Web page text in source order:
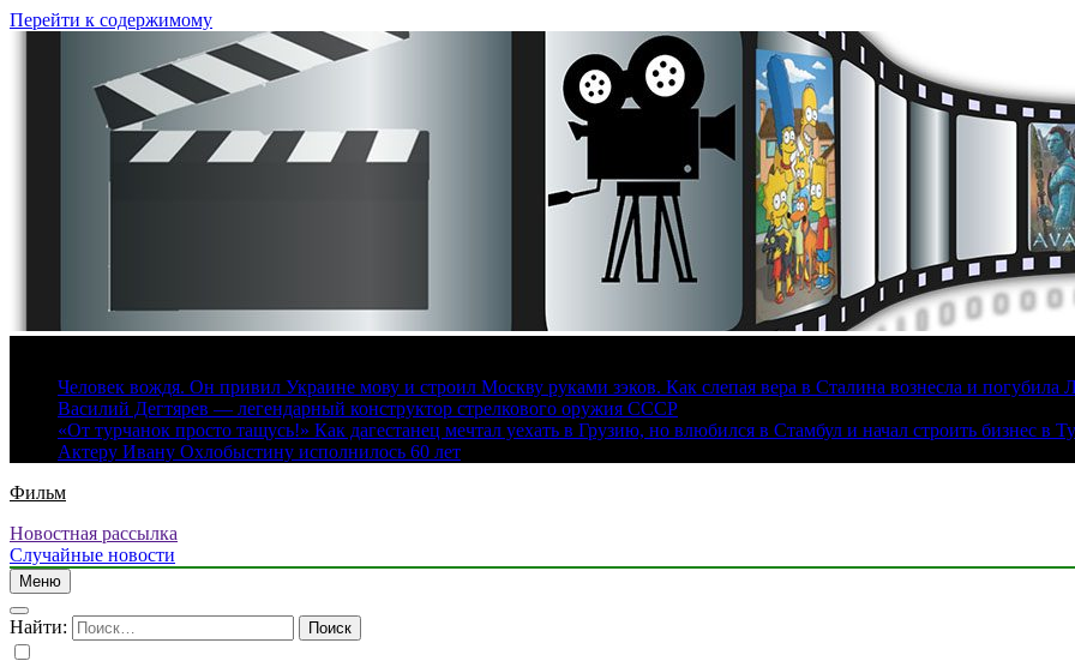
Перейти к содержимому
Человек вождя. Он привил Украине мову и строил Москву руками зэков. Как слепая вера в Сталина вознесла и погубила
Василий Дегтярев — легендарный конструктор стрелкового оружия СССР
«От турчанок просто тащусь!» Как дагестанец мечтал уехать в Грузию, но влюбился в Стамбул и начал строить бизнес в
Актеру Ивану Охлобыстину исполнилось 60 лет
Фильм
Новостная рассылка
Случайные новости
Меню
Найти: